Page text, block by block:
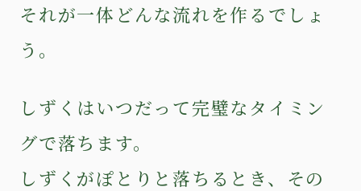
それが一体どんな流れを作るでしょ
う。
しずくはいつだって完璧なタイミン
グで落ちます。
しずくがぽとりと落ちるとき、その